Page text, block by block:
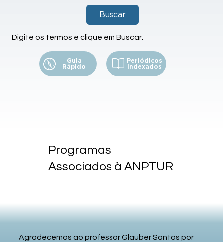
Buscar
Digite os termos e clique em Buscar.
Guia
Rápido
Periódicos
Indexados
Programas
Associados à ANPTUR
Agradecemos ao professor Glauber Santos por